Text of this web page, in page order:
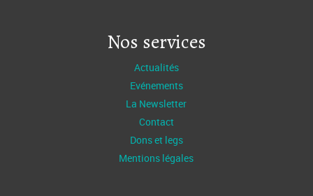
Nos services
Actualités
Evénements
La Newsletter
Contact
Dons et legs
Mentions légales